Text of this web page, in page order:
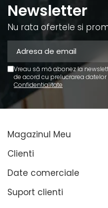
Newsletter
Nu rata ofertele si
Vreau să mă abonez la
de acord cu prelucrarea
Confidentialitate
Magazinul Meu
Clienti
Date comerciale
Suport clienti